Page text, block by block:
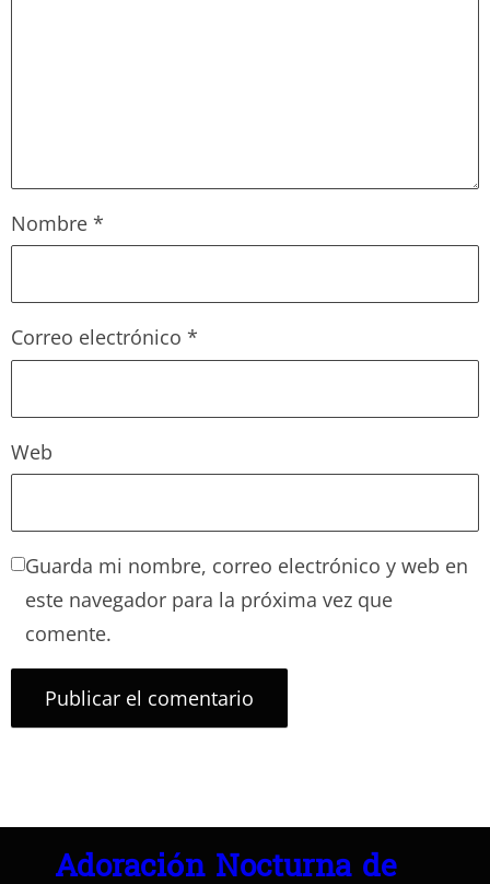
Nombre *
Correo electrónico *
Web
Guarda mi nombre, correo electrónico y web en
este navegador para la próxima vez que
comente.
Adoración Nocturna de